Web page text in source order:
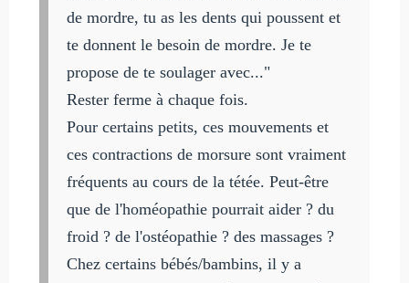
de mordre, tu as les dents qui poussent et
te donnent le besoin de mordre. Je te
propose de te soulager avec..."
Rester ferme à chaque fois.
Pour certains petits, ces mouvements et
ces contractions de morsure sont vraiment
fréquents au cours de la tétée. Peut-être
que de l'homéopathie pourrait aider ? du
froid ? de l'ostéopathie ? des massages ?
Chez certains bébés/bambins, il y a